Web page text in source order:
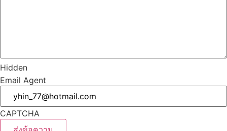
Hidden
Email Agent
CAPTCHA